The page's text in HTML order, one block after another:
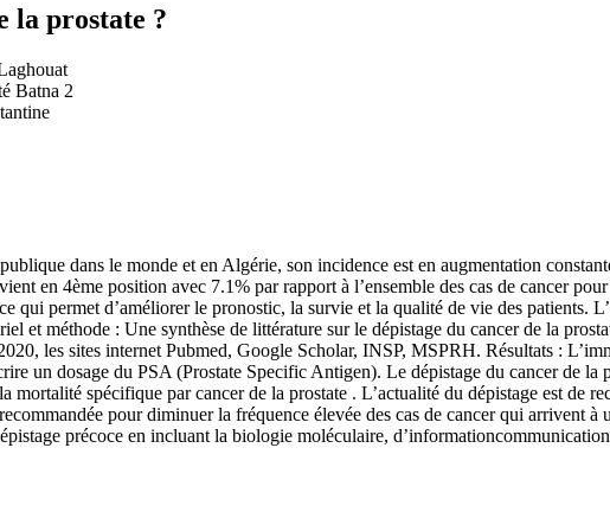
la prostate ?
Batna 2
dans le monde et en Algérie, son incidence est en augmentation
en 4ème position avec 7.1% par rapport à l’ensemble des cas de cancer
qui permet d’améliorer le pronostic, la survie et la qualité de vie des patients.
et méthode : Une synthèse de littérature sur le dépistage du cancer de la
les sites internet Pubmed, Google Scholar, INSP, MSPRH. Résultats :
un dosage du PSA (Prostate Specific Antigen). Le dépistage du cancer de la
mortalité spécifique par cancer de la prostate . L’actualité du dépistage est de
pour diminuer la fréquence élevée des cas de cancer qui arrivent à
précoce en incluant la biologie moléculaire,